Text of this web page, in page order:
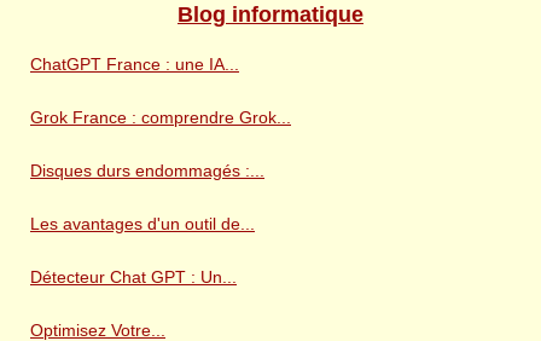
Blog informatique
ChatGPT France : une IA...
Grok France : comprendre Grok...
Disques durs endommagés :...
Les avantages d'un outil de...
Détecteur Chat GPT : Un...
Optimisez Votre...